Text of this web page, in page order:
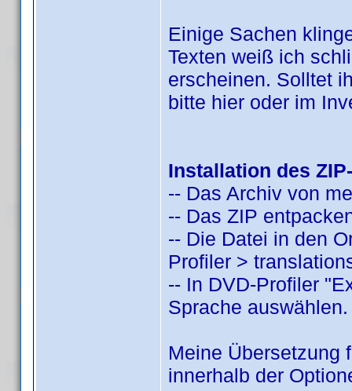
Einige Sachen
Texten weiß ich
erscheinen. Solltet
bitte hier oder im
Installation des
-- Das Archiv von
-- Das ZIP
-- Die Datei in den
Profiler >
-- In DVD-Profiler
Sprache auswählen.
Meine Übersetzung
innerhalb der